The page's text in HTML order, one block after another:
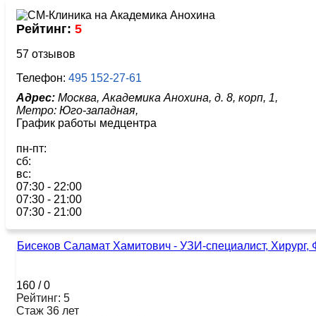
Рейтинг: 5
57 отзывов
Телефон: 495 152-27-61
Адрес: Москва, Академика Анохина, д. 8, корп, 1,
Метро: Юго-западная,
График работы медцентра
пн-пт:
сб:
вс:
07:30 - 22:00
07:30 - 21:00
07:30 - 21:00
Бисеков Саламат Хамитович - УЗИ-специалист, Хирург,
160 /0
Рейтинг: 5
Стаж 36 лет